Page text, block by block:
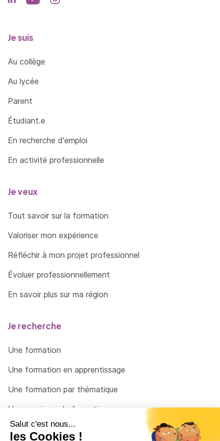
Communiquer à des fins de formation ou de
Je suis
Au collège
Au lycée
Parent
Étudiant.e
En recherche d'emploi
En activité professionnelle
Je veux
Tout savoir sur la formation
Valoriser mon expérience
Réfléchir à mon projet professionnel
Évoluer professionnellement
En savoir plus sur ma région
Je recherche
Une formation
Une formation en apprentissage
Une formation par thématique
Un organisme de formation
Un conseiller